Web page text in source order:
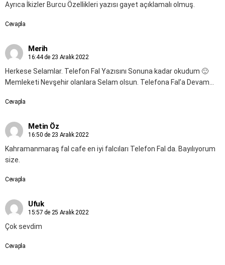
Ayrıca İkizler Burcu Özellikleri yazısı gayet açıklamalı olmuş.
Cevapla
Merih
16:44 de 23 Aralık 2022
Herkese Selamlar. Telefon Fal Yazısını Sonuna kadar okudum 🙂
Memleketi Nevşehir olanlara Selam olsun. Telefona Fal’a Devam…
Cevapla
Metin Öz
16:50 de 23 Aralık 2022
Kahramanmaraş fal cafe en iyi falcıları Telefon Fal da. Bayılıyorum
size.
Cevapla
Ufuk
15:57 de 25 Aralık 2022
Çok sevdim
Cevapla